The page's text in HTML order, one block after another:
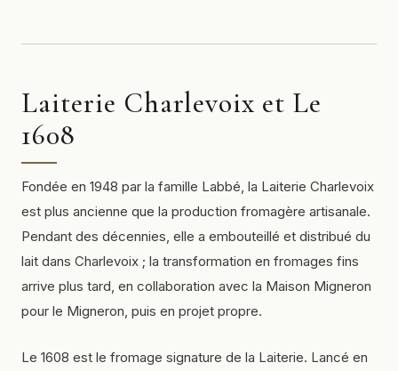
Laiterie Charlevoix et Le
1608
Fondée en 1948 par la famille Labbé, la Laiterie Charlevoix
est plus ancienne que la production fromagère artisanale.
Pendant des décennies, elle a embouteillé et distribué du
lait dans Charlevoix ; la transformation en fromages fins
arrive plus tard, en collaboration avec la Maison Migneron
pour le Migneron, puis en projet propre.
Le 1608 est le fromage signature de la Laiterie. Lancé en